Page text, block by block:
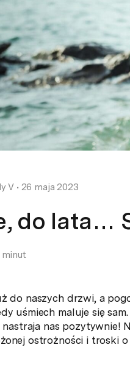
V • 26 maja 2023
do lata…
minut
do naszych drzwi, a
uśmiech maluje się
nastraja nas
ostrożności i troski o